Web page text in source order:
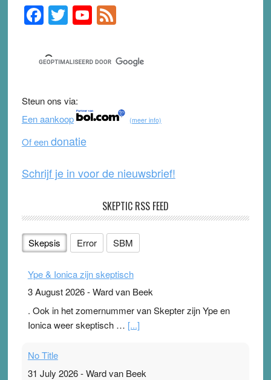
Primary
Sidebar
F
a
c
e
b
o
o
k
T
wi
tt
er
Y
o
u
T
b
e
F
e
d
Steun ons via:
Een aankoop
(meer info)
Of eendonatie
Schrijf je in voor de nieuwsbrief!
SKEPTIC RSS FEED
Skepsis Error SBM
Ype & Ionica zijn skeptisch
3 August 2026-Ward van Beek
. Ook in het zomernummer van Skepter zijn Ype en
Ionica weer skeptisch … [...]
No Title
31 July 2026-Ward van Beek